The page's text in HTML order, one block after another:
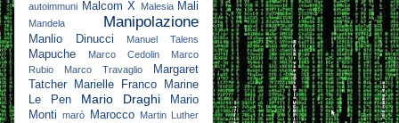
autoimmuni Malcom X Malesia Mali
Mandela Manipolazione
Manlio Dinucci Manuel Talens
Mapuche Marco Cedolin
Marco
Rubio
Marco Travaglio
Margaret
Tatcher
Marielle Franco
Marine
Le Pen
Mario Draghi
Mario
Monti
marò Marocco
Martin Luther